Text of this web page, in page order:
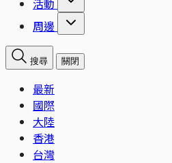
活動
周邊
搜尋 關閉
最新
國際
大陸
香港
台灣